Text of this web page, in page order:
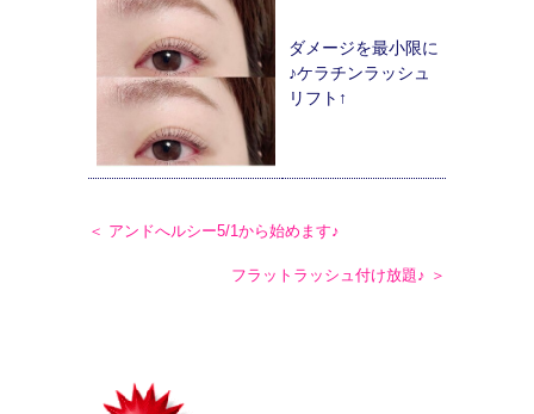
ダメージを最小限に
♪ケラチンラッシュ
リフト↑
＜ アンドへルシー5/1から始めます♪
フラットラッシュ付け放題♪ ＞